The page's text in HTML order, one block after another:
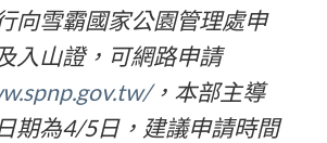
向雪霸國家公園管理處申
入山證，可網路申請
，本部主導
期為4/5日，建議申請時間